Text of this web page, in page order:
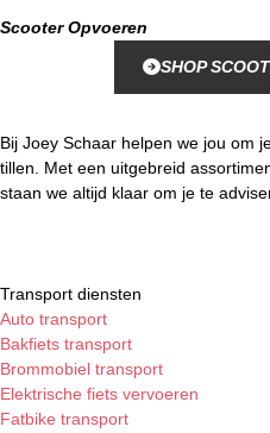
Scooter Opvoeren
SHOP
Bij Joey Schaar helpen we jou om
tillen. Met een uitgebreid
staan we altijd klaar om je te
Transport diensten
Auto transport
Bakfiets transport
Brommobiel transport
Elektrische fiets vervoeren
Fatbike transport